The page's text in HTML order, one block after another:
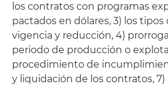
los contratos con programas
pactados en dólares, 3) los tipos
vigencia y reducción, 4)
periodo de producción o
procedimiento de
y liquidación de los contratos, 7)